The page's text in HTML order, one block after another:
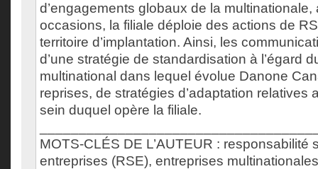
d’engagements globaux de la multinationale,
occasions, la filiale déploie des actions de
territoire d’implantation. Ainsi, les
d’une stratégie de standardisation à l’égard
multinational dans lequel évolue Danone
reprises, de stratégies d’adaptation relatives
sein duquel opère la filiale.
MOTS-CLÉS DE L’AUTEUR : responsabilité
entreprises (RSE), entreprises